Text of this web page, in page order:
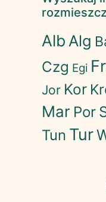
AlbAlg
Czg Egi
Jor Kor
Mar Por
Tun Tur